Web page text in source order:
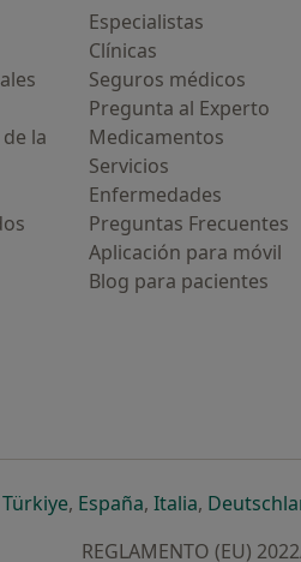
la
Especialistas
Clínicas
Seguros médicos
Pregunta al Experto
Medicamentos
Servicios
Enfermedades
Preguntas Frecuentes
Aplicación para móvil
Blog para pacientes
abre en una nueva pestaña
Türkiyese abre en una nueva
, Españase abre en una
, Italiase abre en
,
REGLAMENTO (EU)